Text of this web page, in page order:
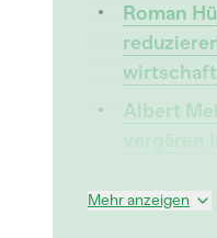
Roman
Albert
Mehr anzeigen